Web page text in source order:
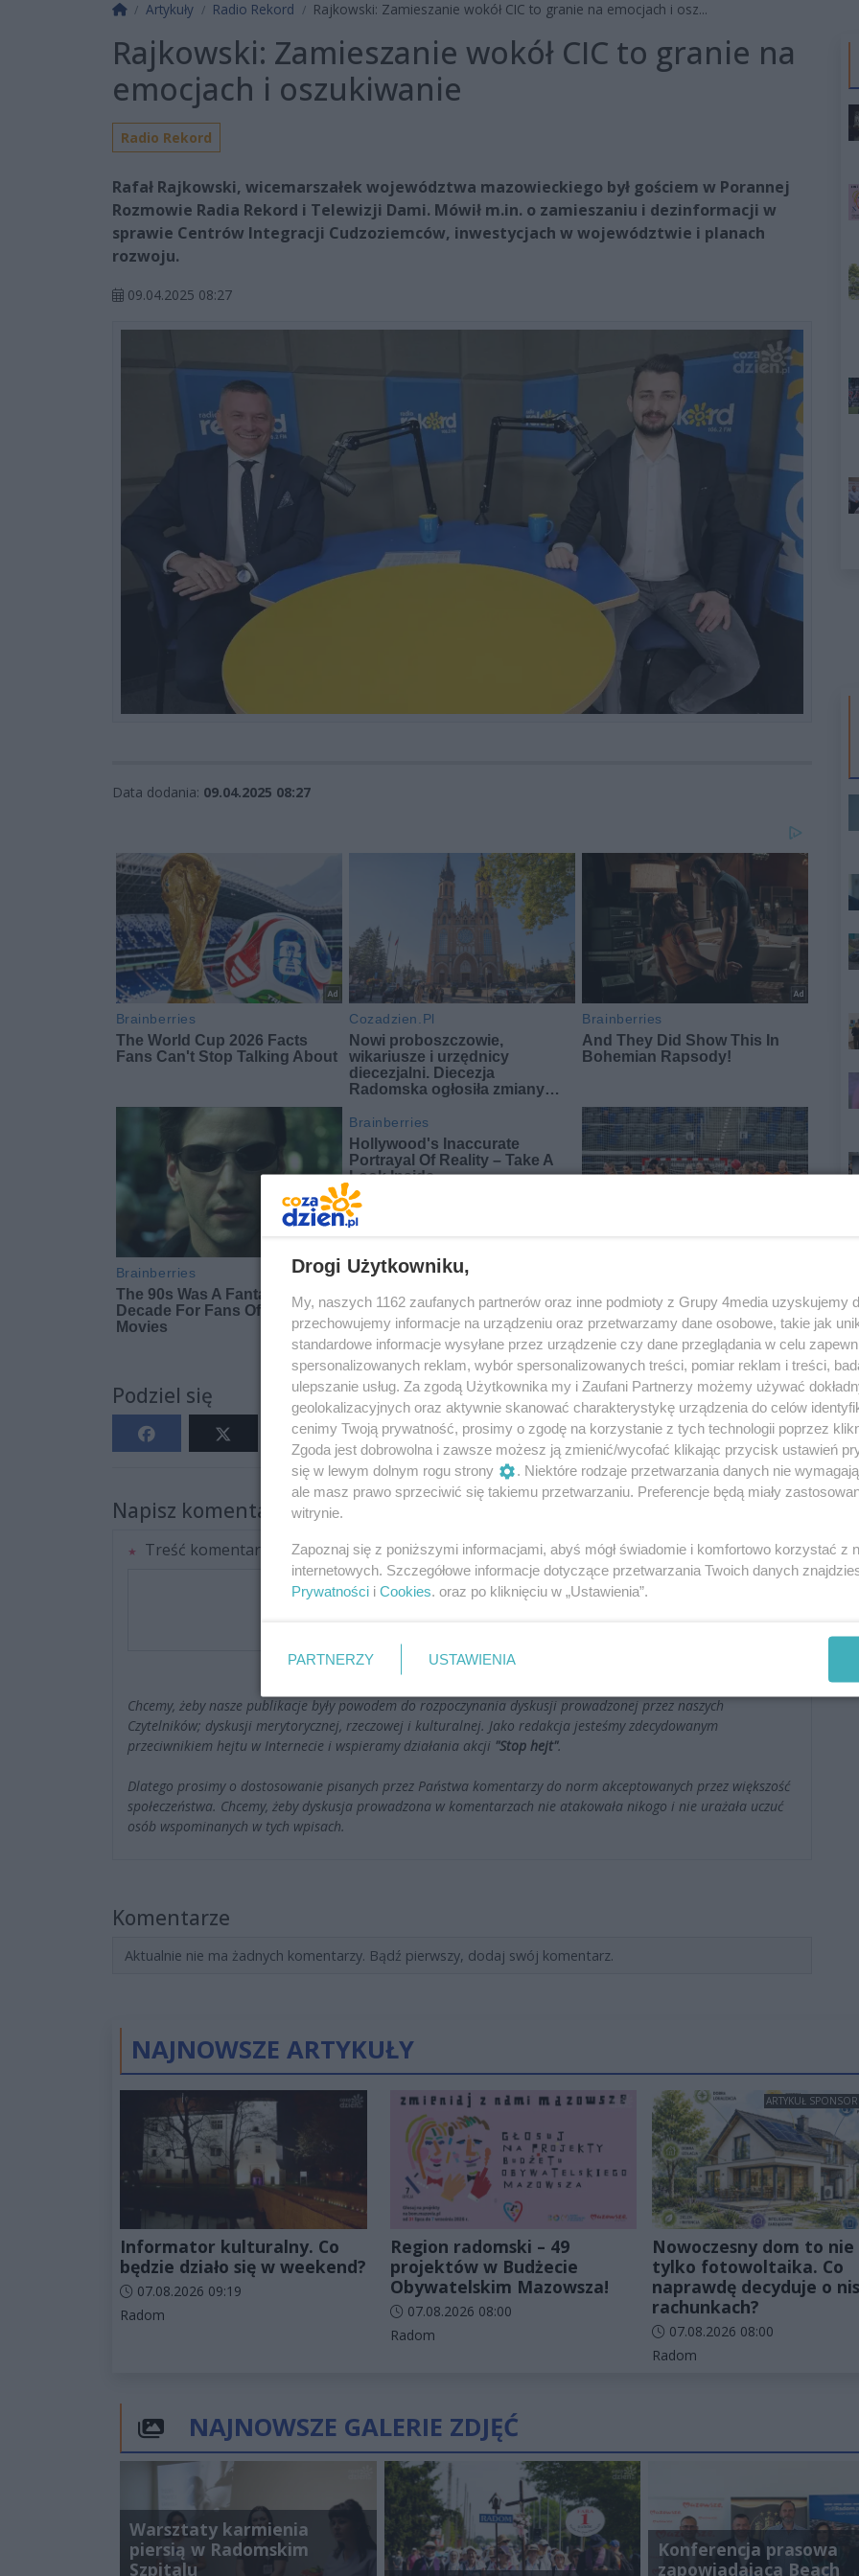
Strona główna
Artykuły Radio Rekord Rajkowski: Zamieszanie wokół CIC to granie na emocjach i osz...
Rajkowski: Zamieszanie wokół CIC to granie na
emocjach i oszukiwanie
Radio Rekord
Rafał Rajkowski, wicemarszałek województwa mazowieckiego był gościem w Porannej
Rozmowie Radia Rekord i Telewizji Dami. Mówił m.in. o zamieszaniu i dezinformacji w
sprawie Centrów Integracji Cudzoziemców, inwestycjach w województwie i planach
rozwoju.
09.04.2025 08:27
Data dodania: 09.04.2025 08:27
Podziel się Oceń
0 0
Napisz komentarz
Treść komentarza Podpis
Chcemy, żeby nasze publikacje były powodem do rozpoczynania dyskusji prowadzonej przez naszych
Czytelników; dyskusji merytorycznej, rzeczowej i kulturalnej. Jako redakcja jesteśmy zdecydowanym
przeciwnikiem hejtu w Internecie i wspieramy działania akcji "Stop hejt".
Dlatego prosimy o dostosowanie pisanych przez Państwa komentarzy do norm akceptowanych przez większość
społeczeństwa. Chcemy, żeby dyskusja prowadzona w komentarzach nie atakowała nikogo i nie urażała uczuć
osób wspominanych w tych wpisach.
Komentarze
Aktualnie nie ma żadnych komentarzy. Bądź pierwszy, dodaj swój komentarz.
NAJNOWSZE ARTYKUŁY
Informator kulturalny. Co
będzie działo się w weekend?
Data dodania artykułu:
07.08.2026 09:19
Kategorie artykułu:
Radom
Region radomski – 49
projektów w Budżecie
Obywatelskim Mazowsza!
Data dodania artykułu:
07.08.2026 08:00
Kategorie artykułu:
Radom
ARTYKUŁ
Nowoczesny dom to nie
tylko fotowoltaika. Co
naprawdę decyduje o
rachunkach?
Data dodania artykułu:
07.08.2026 08:00
Kategorie artykułu:
Radom
NAJNOWSZE GALERIE ZDJĘĆ
Warsztaty karmienia
piersią w Radomskim
Szpitalu
Konferencja prasowa
zapowiadająca Beach
Drogi Użytkowniku,
My, naszych 1162 zaufanych partnerów oraz inne podmioty z Grupy 4media uzyskujemy
przechowujemy informacje na urządzeniu oraz przetwarzamy dane osobowe, takie jak
standardowe informacje wysyłane przez urządzenie czy dane przeglądania w celu
spersonalizowanych reklam, wybór spersonalizowanych treści, pomiar reklam i treści,
ulepszanie usług. Za zgodą Użytkownika my i Zaufani Partnerzy możemy używać
geolokalizacyjnych oraz aktywnie skanować charakterystykę urządzenia do celów
cenimy Twoją prywatność, prosimy o zgodę na korzystanie z tych technologii poprzez
Zgoda jest dobrowolna i zawsze możesz ją zmienić/wycofać klikając przycisk ustawień
się w lewym dolnym rogu strony
. Niektóre rodzaje przetwarzania danych nie
ale masz prawo sprzeciwić się takiemu przetwarzaniu. Preferencje będą miały
witrynie.
Zapoznaj się z poniższymi informacjami, abyś mógł świadomie i komfortowo korzystać z
internetowych. Szczegółowe informacje dotyczące przetwarzania Twoich danych
Prywatności i Cookies. oraz po kliknięciu w „Ustawienia”.
PARTNERZY USTAWIENIA